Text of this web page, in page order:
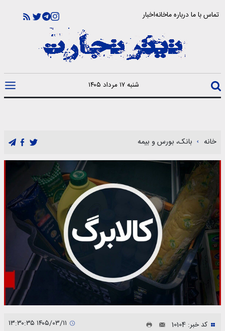
تماس با مادرباره ماخانهاخبار
شنبه ۱۷ مرداد ۱۴۰۵
خانه بانک، بورس و بیمه
کد خبر: 10104